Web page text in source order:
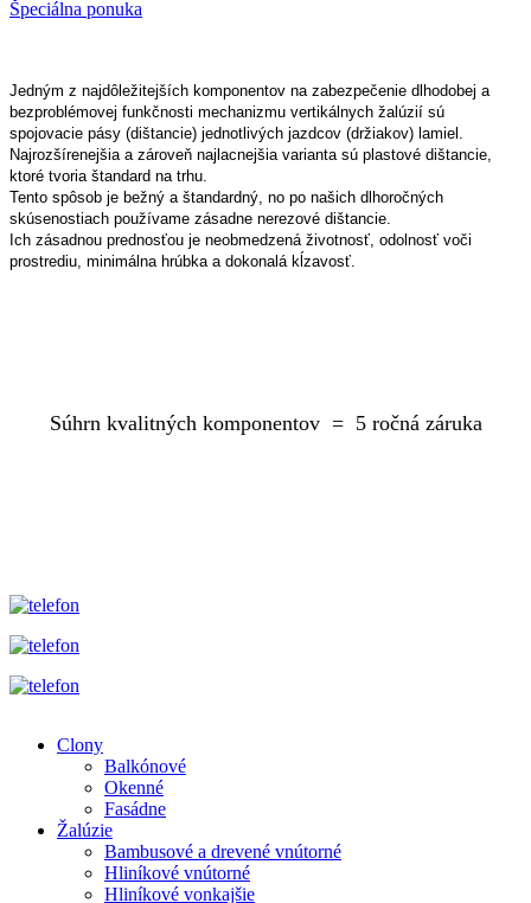
Špeciálna ponuka
Jedným z najdôležitejších komponentov na zabezpečenie dlhodobej a
bezproblémovej funkčnosti mechanizmu vertikálnych žalúzií sú
spojovacie pásy (dištancie) jednotlivých jazdcov (držiakov) lamiel.
Najrozšírenejšia a zároveň najlacnejšia varianta sú plastové dištancie,
ktoré tvoria štandard na trhu.
Tento spôsob je bežný a štandardný, no po našich dlhoročných
skúsenostiach používame zásadne nerezové dištancie.
Ich zásadnou prednosťou je neobmedzená životnosť, odolnosť voči
prostrediu, minimálna hrúbka a dokonalá kĺzavosť.
Súhrn kvalitných komponentov = 5 ročná záruka
Produkt
Clony
Balkónové
Okenné
Fasádne
Žalúzie
Bambusové a drevené vnútorné
Hliníkové vnútorné
Hliníkové vonkajšie